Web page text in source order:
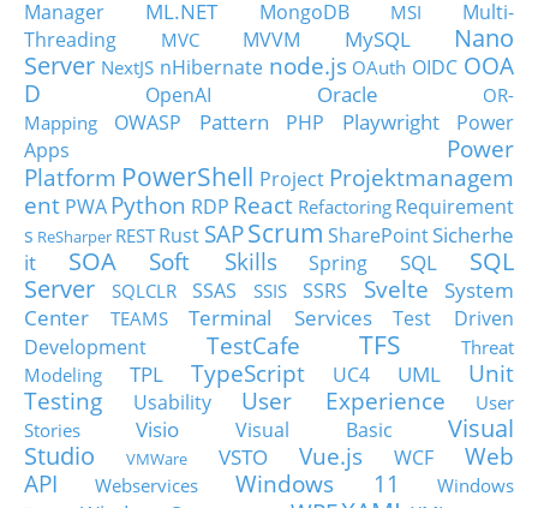
Manager
ML.NET MongoDB MSI
Multi-
Threading
MVC MVVM MySQL
Nano
Server NextJS nHibernate node.js OAuth OIDC OOA
D
OpenAI Oracle
OR-
Mapping
OWASP Pattern PHP Playwright
Power
Apps
Power
Platform PowerShell Project Projektmanagem
ent PWA Python RDP React Refactoring Requirement
s ReSharper RESTRust SAPScrum SharePointSicherhe
it
SOA Soft Skills Spring SQL
SQL
Server
SQLCLR SSAS SSIS SSRS Svelte
System
Center
TEAMS Terminal Services
Test Driven
Development
TestCafe TFS
Threat
Modeling
TPL TypeScript UC4 UML
Unit
Testing
Usability User Experience
User
Stories
Visio Visual Basic
Visual
Studio
VMWare VSTO Vue.js WCF
Web
API
Webservices Windows 11
Windows